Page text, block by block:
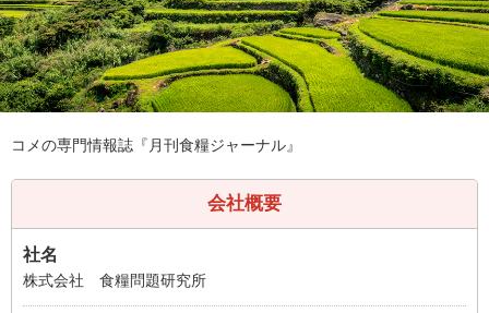
コメの専門情報誌『月刊食糧ジャーナル』
会社概要
社名
株式会社 食糧問題研究所